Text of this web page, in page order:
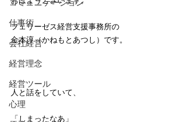
コミュニケーション
仕事術
会社経営
経営理念
経営ツール
心理
フェリーゼス経営支援事務所の
金本淳（かねもとあつし）です。
人と話をしていて、
「しまったなあ」